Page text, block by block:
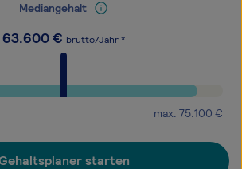
Mediangehalt
63.600€ brutto/Jahr *
max. 75.100 €
starten